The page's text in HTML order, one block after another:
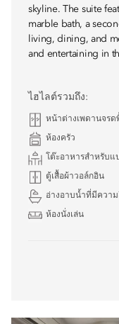
skyline. The suite
marble bath, a
living, dining, and
and entertaining in
ไฮไลต์รวมถึง:
หน้าต่างเพดานจรด
ห้องครัว
โต๊ะอาหารสำหรับแ
ตู้เสื้อผ้าวอล์กอิน
อ่างอาบน้ำที่มีควา
ห้องนั่งเล่น